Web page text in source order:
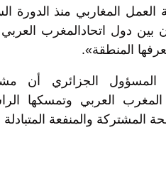
العمل المغاربي منذ الدورة
بين دول اتحادالمغرب
المنطقة».
المسؤول الجزائري أن
المغرب العربي وتمسكها
المشتركة والمنفعة